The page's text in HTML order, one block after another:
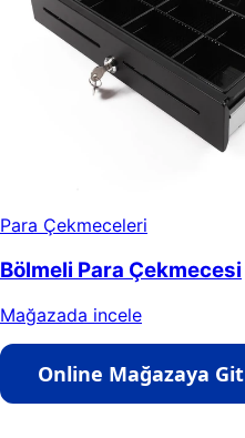
Para Çekmeceleri
Bölmeli Para Çekmecesi
Mağazada incele
Online Mağazaya Git